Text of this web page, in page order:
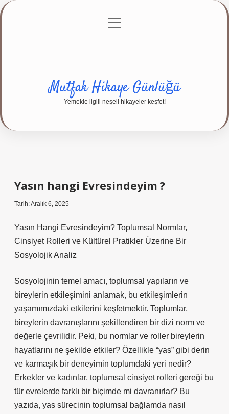
Gizlilik Politikası
menüyü
Mutfak Hikaye Günlüğü
Yemekle ilgili neşeli hikayeler keşfet!
Yasın hangi Evresindeyim ?
Tarih: Aralık 6, 2025
Yasın Hangi Evresindeyim? Toplumsal Normlar,
Cinsiyet Rolleri ve Kültürel Pratikler Üzerine Bir
Sosyolojik Analiz
Sosyolojinin temel amacı, toplumsal yapıların ve
bireylerin etkileşimini anlamak, bu etkileşimlerin
yaşamımızdaki etkilerini keşfetmektir. Toplumlar,
bireylerin davranışlarını şekillendiren bir dizi norm ve
değerle çevrilidir. Peki, bu normlar ve roller bireylerin
hayatlarını ne şekilde etkiler? Özellikle “yas” gibi derin
ve karmaşık bir deneyimin toplumdaki yeri nedir?
Erkekler ve kadınlar, toplumsal cinsiyet rolleri gereği bu
tür evrelerde farklı bir biçimde mi davranırlar? Bu
yazıda, yas sürecinin toplumsal bağlamda nasıl